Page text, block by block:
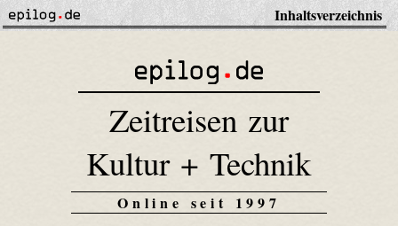
Inhaltsverzeichnis
Zeitreisen zur
Kultur + Technik
Online seit 1997